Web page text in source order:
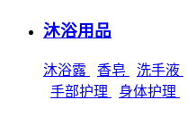
沐浴用品
沐浴露 香皂 洗手液
手部护理
身体护理